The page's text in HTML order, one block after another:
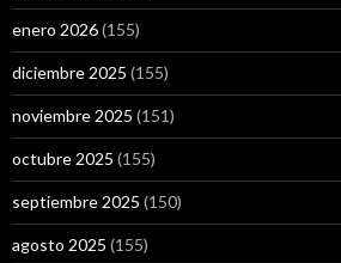
enero 2026(155)
diciembre 2025 (155)
noviembre 2025 (151)
octubre 2025 (155)
septiembre 2025 (150)
agosto 2025 (155)